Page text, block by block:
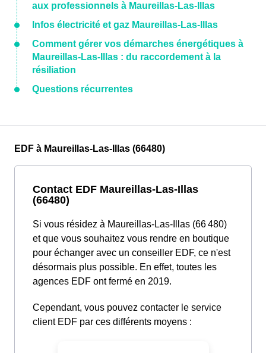
aux professionnels à Maureillas-Las-Illas
Infos électricité et gaz Maureillas-Las-Illas
Comment gérer vos démarches énergétiques à
Maureillas-Las-Illas : du raccordement à la
résiliation
Questions récurrentes
EDF à Maureillas-Las-Illas (66480)
Contact EDF Maureillas-Las-Illas
(66480)
Si vous résidez à Maureillas-Las-Illas (66 480)
et que vous souhaitez vous rendre en boutique
pour échanger avec un conseiller EDF, ce n'est
désormais plus possible. En effet, toutes les
agences EDF ont fermé en 2019.
Cependant, vous pouvez contacter le service
client EDF par ces différents moyens :